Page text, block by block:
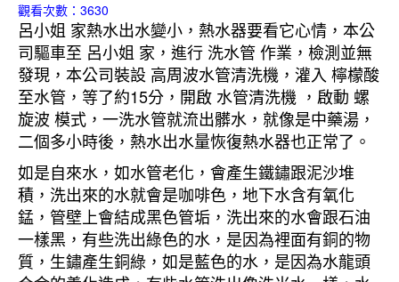
觀看次數：3630
呂小姐 家熱水出水變小，熱水器要看它心情，本公
司驅車至 呂小姐 家，進行 洗水管 作業，檢測並無
發現，本公司裝設 高周波水管清洗機，灌入 檸檬酸
至水管，等了約15分，開啟 水管清洗機 ，啟動 螺
旋波 模式，一洗水管就流出髒水，就像是中藥湯，
二個多小時後，熱水出水量恢復熱水器也正常了。
如是自來水，如水管老化，會產生鐵鏽跟泥沙堆
積，洗出來的水就會是咖啡色，地下水含有氧化
錳，管壁上會結成黑色管垢，洗出來的水會跟石油
一樣黑，有些洗出綠色的水，是因為裡面有銅的物
質，生鏽產生銅綠，如是藍色的水，是因為水龍頭